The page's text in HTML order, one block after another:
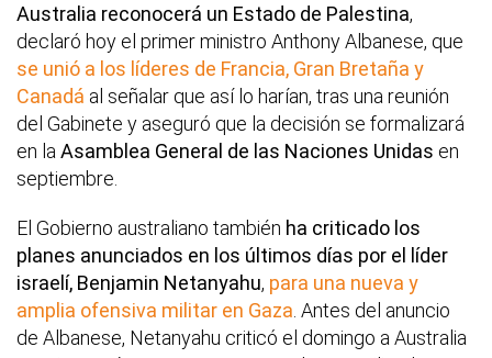
Australia reconocerá un Estado de Palestina,
declaró hoy el primer ministro Anthony Albanese, que
se unió a los líderes de Francia, Gran Bretaña y
Canadá al señalar que así lo harían, tras una reunión
del Gabinete y aseguró que la decisión se formalizará
en la Asamblea General de las Naciones Unidas en
septiembre.
El Gobierno australiano también ha criticado los
planes anunciados en los últimos días por el líder
israelí, Benjamin Netanyahu, para una nueva y
amplia ofensiva militar en Gaza . Antes del anuncio
de Albanese, Netanyahu criticó el domingo a Australia